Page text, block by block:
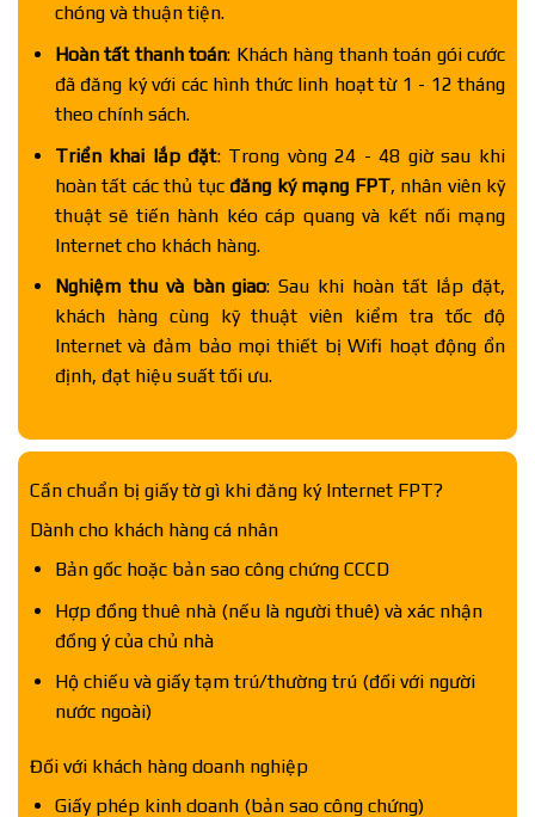
chóng và thuận tiện.
Hoàn tất thanh toán: Khách hàng thanh toán gói cước
đã đăng ký với các hình thức linh hoạt từ 1 - 12 tháng
theo chính sách.
Triển khai lắp đặt: Trong vòng 24 - 48 giờ sau khi
hoàn tất các thủ tục đăng ký mạng FPT, nhân viên kỹ
thuật sẽ tiến hành kéo cáp quang và kết nối mạng
Internet cho khách hàng.
Nghiệm thu và bàn giao: Sau khi hoàn tất lắp đặt,
khách hàng cùng kỹ thuật viên kiểm tra tốc độ
Internet và đảm bảo mọi thiết bị Wifi hoạt động ổn
định, đạt hiệu suất tối ưu.
Cần chuẩn bị giấy tờ gì khi đăng ký Internet FPT?
Dành cho khách hàng cá nhân
Bản gốc hoặc bản sao công chứng CCCD
Hợp đồng thuê nhà (nếu là người thuê) và xác nhận
đồng ý của chủ nhà
Hộ chiếu và giấy tạm trú/thường trú (đối với người
nước ngoài)
Đối với khách hàng doanh nghiệp
Giấy phép kinh doanh (bản sao công chứng)